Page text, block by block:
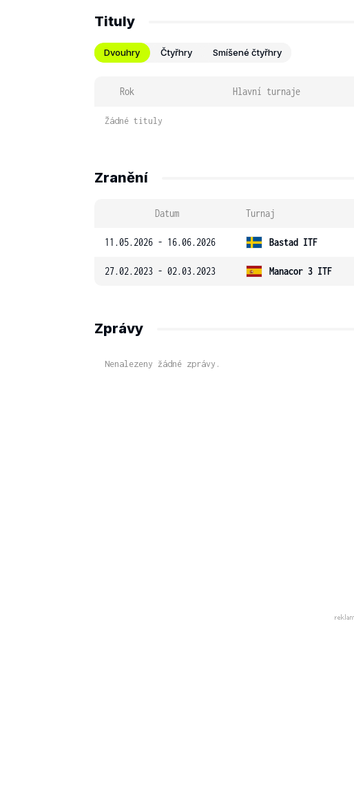
Tituly
Dvouhry Čtyřhry Smíšené čtyřhry
Rok Hlavní turnaje
Žádné tituly
Zranění
Datum Turnaj
11.05.2026 - 16.06.2026 Bastad ITF
27.02.2023 - 02.03.2023 Manacor 3 ITF
Zprávy
Nenalezeny žádné zprávy.